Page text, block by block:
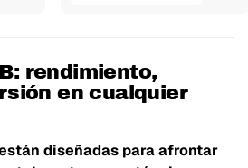
rendimiento,
en cualquier
diseñadas para afrontar